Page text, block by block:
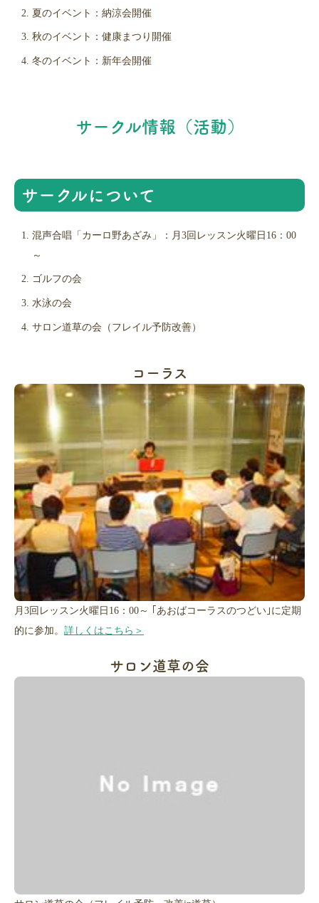
夏のイベント：納涼会開催
秋のイベント：健康まつり開催
冬のイベント：新年会開催
サークル情報（活動）
サークルについて
混声合唱「カーロ野あざみ」：月3回レッスン火曜日16：00
～
ゴルフの会
水泳の会
サロン道草の会（フレイル予防改善）
コーラス
月3回レッスン火曜日16：00～ ｢あおばコーラスのつどい｣に定期
的に参加。 詳しくはこちら＞
サロン道草の会